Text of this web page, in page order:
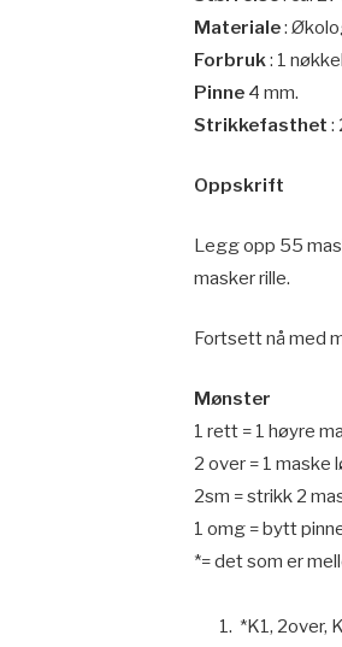
Materiale:
Forbruk : 1
Pinne4 mm.
Strikkefasthet :
Oppskrift
Legg opp 55
masker rille.
Fortsett nå med
Mønster
1 rett = 1 høyre
2 over = 1
2sm = strikk 2
1 omg = bytt
*= det som er
*K1, 2over,